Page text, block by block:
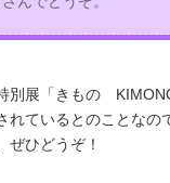
別展「きもの
れているとのことなの
ひどうぞ！